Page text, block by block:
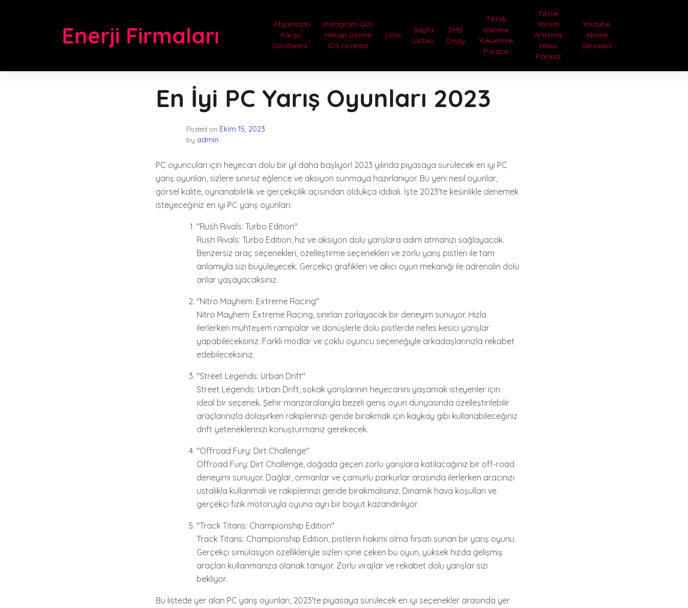
Enerji Firmaları
Afganistan
Kargo
Gönderimi
Instagram Gizli
Hesap Görme
iOS Ücretsiz
Liste
Sayfa
Listesi
SMS
Onay
Tiktok
Izlenme
Yükseltme
Parasız
Tiktok
Yorum
Arttırma
Hilesi
Parasız
Youtube
Abone
Servisleri
En İyi PC Yarış Oyunları 2023
Posted on Ekim 15, 2023
by admin
PC oyuncuları için heyecan dolu bir yıl daha başlıyor! 2023 yılında piyasaya sürülecek en iyi PC
yarış oyunları, sizlere sınırsız eğlence ve aksiyon sunmaya hazırlanıyor. Bu yeni nesil oyunlar,
görsel kalite, oynanabilirlik ve gerçekçilik açısından oldukça iddialı. İşte 2023'te kesinlikle denemek
isteyeceğiniz en iyi PC yarış oyunları:
"Rush Rivals: Turbo Edition"
Rush Rivals: Turbo Edition, hız ve aksiyon dolu yarışlara adım atmanızı sağlayacak.
Benzersiz araç seçenekleri, özelleştirme seçenekleri ve zorlu yarış pistleri ile tam
anlamıyla sizi büyüleyecek. Gerçekçi grafikleri ve akıcı oyun mekaniği ile adrenalin dolu
anlar yaşayacaksınız.
"Nitro Mayhem: Extreme Racing"
Nitro Mayhem: Extreme Racing, sınırları zorlayacak bir deneyim sunuyor. Hızla
ilerlerken muhteşem rampalar ve dönüşlerle dolu pistlerde nefes kesici yarışlar
yapabileceksiniz. Farklı modlar ve çoklu oyuncu seçeneğiyle arkadaşlarınızla rekabet
edebileceksiniz.
"Street Legends: Urban Drift"
Street Legends: Urban Drift, sokak yarışlarının heyecanını yaşamak isteyenler için
ideal bir seçenek. Şehir manzaralarıyla bezeli geniş oyun dünyasında özelleştirilebilir
araçlarınızla dolaşırken rakiplerinizi geride bırakmak için kaykay gibi kullanabileceğiniz
drift yeteneklerinizi konuşturmanız gerekecek.
"Offroad Fury: Dirt Challenge"
Offroad Fury: Dirt Challenge, doğada geçen zorlu yarışlara katılacağınız bir off-road
deneyimi sunuyor. Dağlar, ormanlar ve çamurlu parkurlar arasında ilerlerken aracınızı
ustalıkla kullanmalı ve rakiplerinizi geride bırakmalısınız. Dinamik hava koşulları ve
gerçekçi fizik motoruyla oyuna ayrı bir boyut kazandırılıyor.
"Track Titans: Championship Edition"
Track Titans: Championship Edition, pistlerin hakimi olma fırsatı sunan bir yarış oyunu.
Gerçekçi simülasyon özellikleriyle sizleri içine çeken bu oyun, yüksek hızda gelişmiş
araçları kullanmanıza olanak tanıyor. Zorlu virajlar ve rekabet dolu yarışlar sizi
bekliyor.
Bu listede yer alan PC yarış oyunları, 2023'te piyasaya sürülecek en iyi seçenekler arasında yer